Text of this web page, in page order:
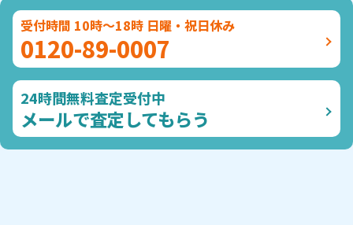
受付時間 10時～18時 日曜・祝日休み
0120-89-0007
24時間無料査定受付中
メールで査定してもらう